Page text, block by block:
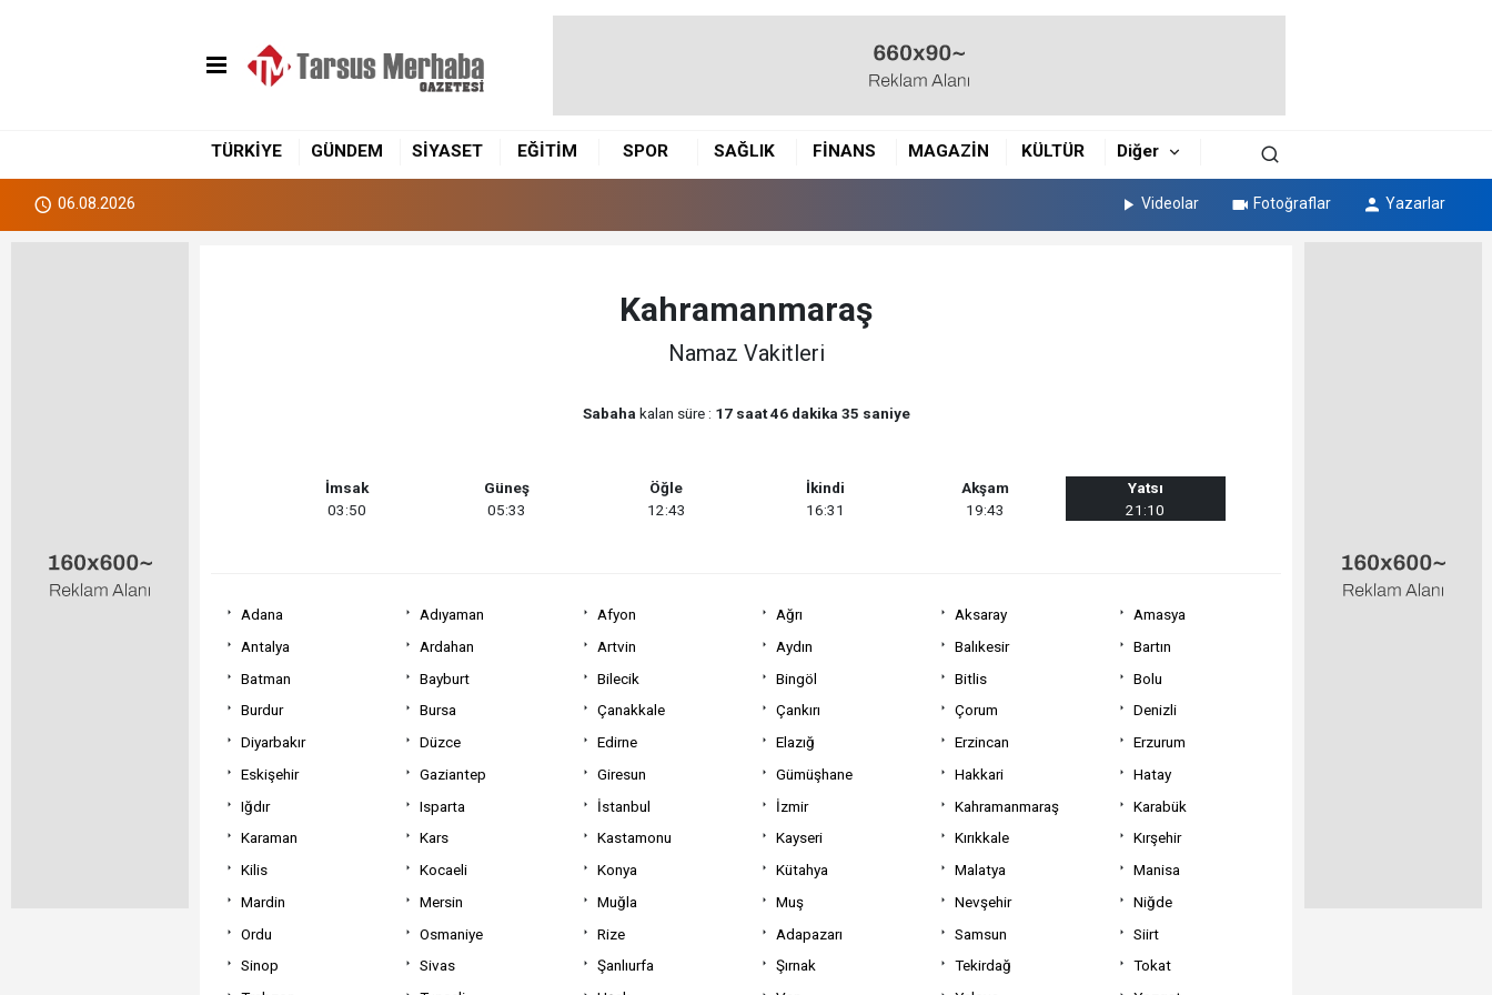
TÜRKİYE GÜNDEM SİYASET EĞİTİM SPOR SAĞLIK FİNANS MAGAZİN KÜLTÜR Diğer
06.08.2026 Videolar Fotoğraflar Yazarlar
Kahramanmaraş
Namaz Vakitleri
Sabaha kalan süre : 17 saat 46 dakika 35 saniye
İmsak
03:50
Güneş
05:33
Öğle
12:43
İkindi
16:31
Akşam
19:43
Yatsı
21:10
Adana Adıyaman Afyon Ağrı Aksaray
Amasya
Antalya
Ardahan Artvin Aydın Balıkesir
Bartın
Batman
Bayburt Bilecik Bingöl Bitlis
Bolu
Burdur
Bursa Çanakkale Çankırı Çorum
Denizli
Diyarbakır
Düzce Edirne Elazığ Erzincan
Erzurum
Eskişehir
Gaziantep Giresun Gümüşhane Hakkari
Hatay
Iğdır
Isparta İstanbul İzmir Kahramanmaraş
Karabük
Karaman
Kars Kastamonu Kayseri Kırıkkale
Kırşehir
Kilis
Kocaeli Konya Kütahya Malatya
Manisa
Mardin
Mersin Muğla Muş Nevşehir
Niğde
Ordu
Osmaniye Rize Adapazarı Samsun
Siirt
Sinop
Sivas Şanlıurfa Şırnak Tekirdağ
Tokat